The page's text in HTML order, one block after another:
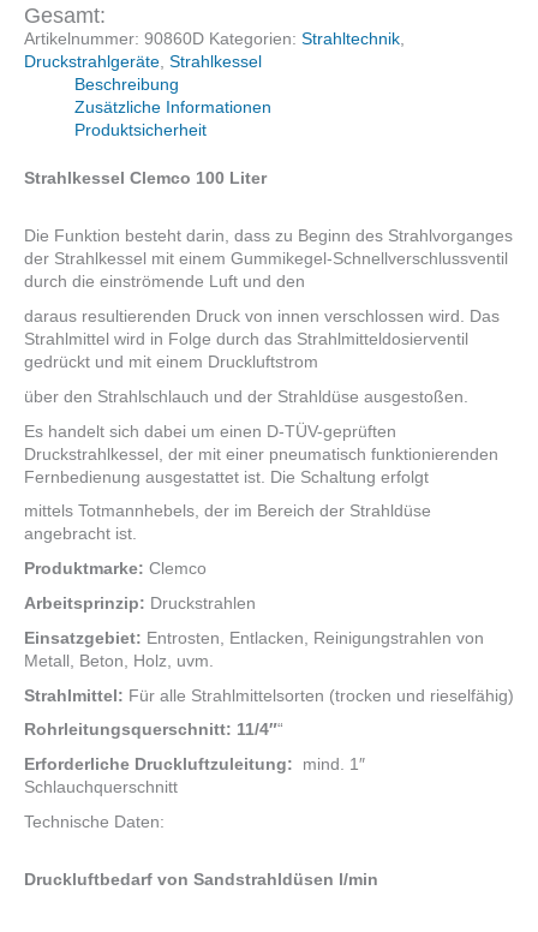
Menge
Gesamt:
Artikelnummer: 90860D Kategorien: Strahltechnik,
Druckstrahlgeräte, Strahlkessel
Beschreibung
Zusätzliche Informationen
Produktsicherheit
Strahlkessel Clemco 100 Liter
Die Funktion besteht darin, dass zu Beginn des Strahlvorganges
der Strahlkessel mit einem Gummikegel-Schnellverschlussventil
durch die einströmende Luft und den
daraus resultierenden Druck von innen verschlossen wird. Das
Strahlmittel wird in Folge durch das Strahlmitteldosierventil
gedrückt und mit einem Druckluftstrom
über den Strahlschlauch und der Strahldüse ausgestoßen.
Es handelt sich dabei um einen D-TÜV-geprüften
Druckstrahlkessel, der mit einer pneumatisch funktionierenden
Fernbedienung ausgestattet ist. Die Schaltung erfolgt
mittels Totmannhebels, der im Bereich der Strahldüse
angebracht ist.
Produktmarke: Clemco
Arbeitsprinzip: Druckstrahlen
Einsatzgebiet: Entrosten, Entlacken, Reinigungstrahlen von
Metall, Beton, Holz, uvm.
Strahlmittel: Für alle Strahlmittelsorten (trocken und rieselfähig)
Rohrleitungsquerschnitt: 11/4″“
Erforderliche Druckluftzuleitung:
mind. 1″
Schlauchquerschnitt
Technische Daten:
Druckluftbedarf von Sandstrahldüsen l/min